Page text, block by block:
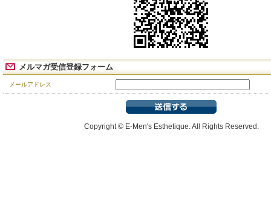
メルマガ受信登録フォーム
メールアドレス
Copyright©E-Men's Esthetique. All Rights Reserved.